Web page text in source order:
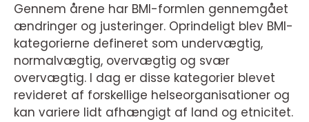
Gennem årene har BMI-formlen gennemgået
ændringer og justeringer. Oprindeligt blev BMI-
kategorierne defineret som undervægtig,
normalvægtig, overvægtig og svær
overvægtig. I dag er disse kategorier blevet
revideret af forskellige helseorganisationer og
kan variere lidt afhængigt af land og etnicitet.